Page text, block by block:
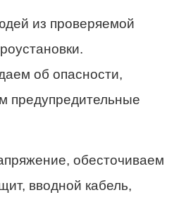
из проверяемой
об опасности,
предупредительные
обесточиваем
вводной кабель,